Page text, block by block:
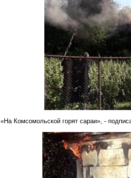
«На Комсомольской горят сараи», -